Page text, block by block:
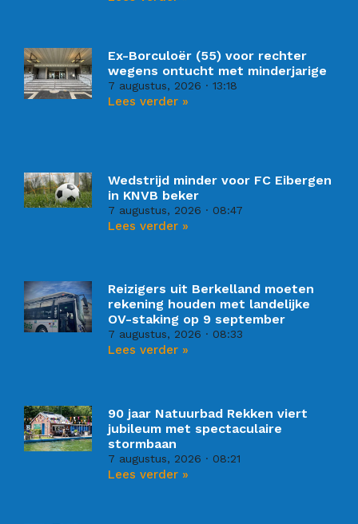
Ex-Borculoër (55) voor rechter
wegens ontucht met minderjarige
7 augustus, 2026 13:18
Lees verder »
Wedstrijd minder voor FC Eibergen
in KNVB beker
7 augustus, 2026 08:47
Lees verder »
Reizigers uit Berkelland moeten
rekening houden met landelijke
OV-staking op 9 september
7 augustus, 2026 08:33
Lees verder »
90 jaar Natuurbad Rekken viert
jubileum met spectaculaire
stormbaan
7 augustus, 2026 08:21
Lees verder »